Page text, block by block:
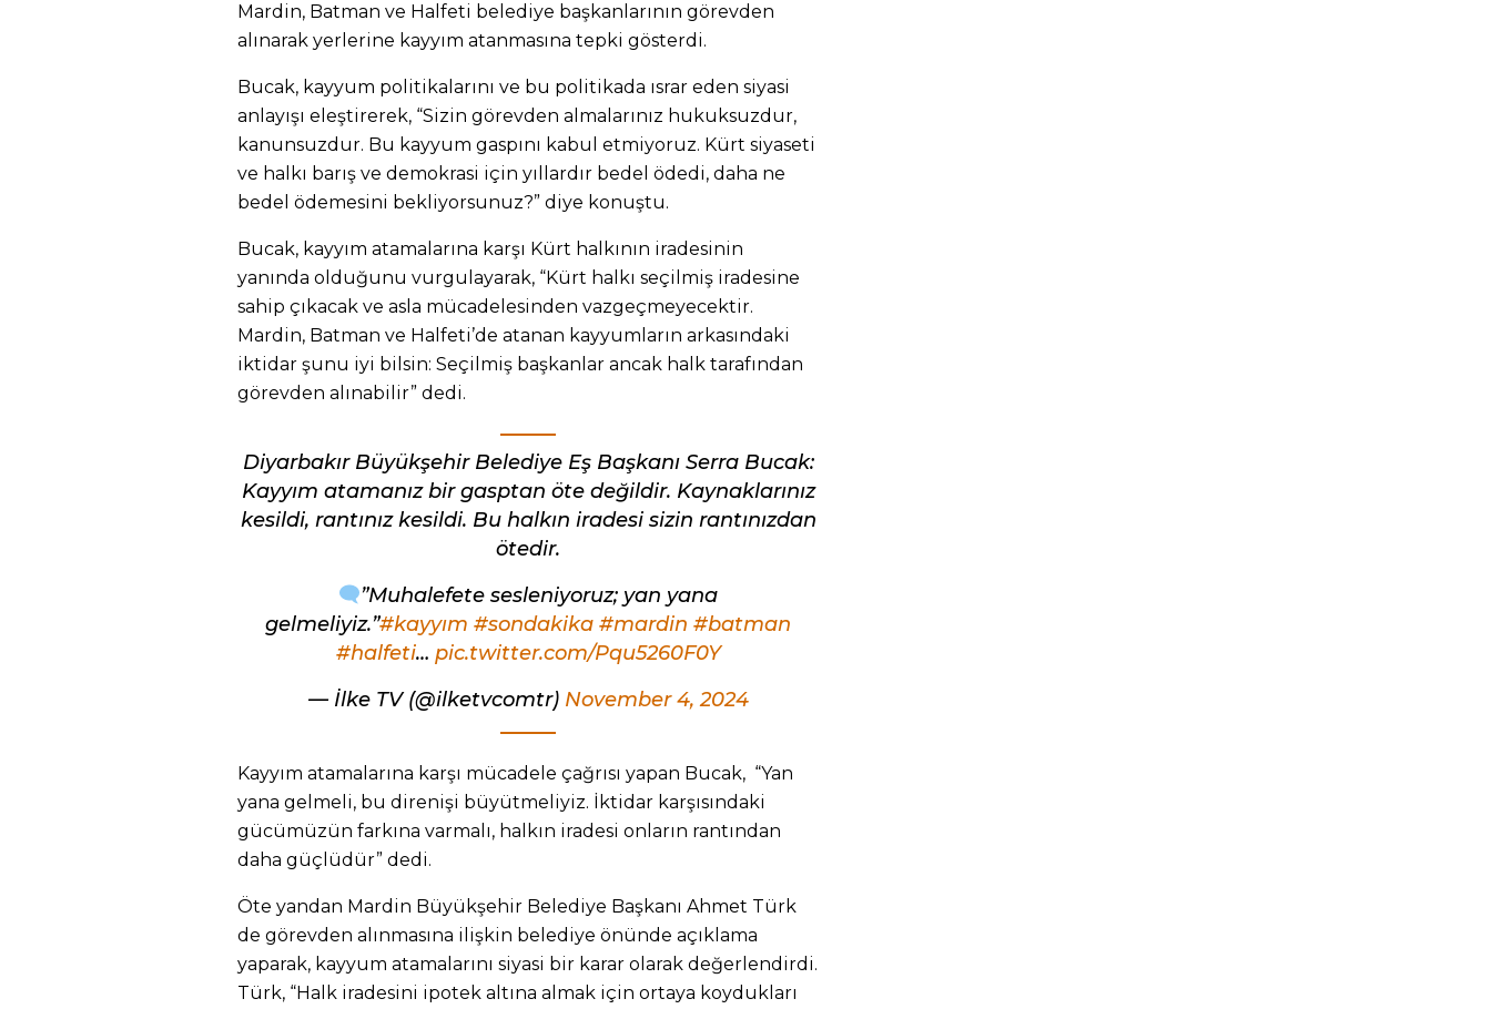
Mardin, Batman ve Halfeti belediye başkanlarının görevden
alınarak yerlerine kayyım atanmasına tepki gösterdi.
Bucak, kayyum politikalarını ve bu politikada ısrar eden siyasi
anlayışı eleştirerek, “Sizin görevden almalarınız hukuksuzdur,
kanunsuzdur. Bu kayyum gaspını kabul etmiyoruz. Kürt siyaseti
ve halkı barış ve demokrasi için yıllardır bedel ödedi, daha ne
bedel ödemesini bekliyorsunuz?” diye konuştu.
Bucak, kayyım atamalarına karşı Kürt halkının iradesinin
yanında olduğunu vurgulayarak, “Kürt halkı seçilmiş iradesine
sahip çıkacak ve asla mücadelesinden vazgeçmeyecektir.
Mardin, Batman ve Halfeti’de atanan kayyumların arkasındaki
iktidar şunu iyi bilsin: Seçilmiş başkanlar ancak halk tarafından
görevden alınabilir” dedi.
Diyarbakır Büyükşehir Belediye Eş Başkanı Serra Bucak:
Kayyım atamanız bir gasptan öte değildir. Kaynaklarınız
kesildi, rantınız kesildi. Bu halkın iradesi sizin rantınızdan
ötedir.
”Muhalefete sesleniyoruz; yan yana
gelmeliyiz.”#kayyım #sondakika #mardin #batman
#halfeti… pic.twitter.com/Pqu5260F0Y
— İlke TV (@ilketvcomtr) November 4, 2024
Kayyım atamalarına karşı mücadele çağrısı yapan Bucak, “Yan
yana gelmeli, bu direnişi büyütmeliyiz. İktidar karşısındaki
gücümüzün farkına varmalı, halkın iradesi onların rantından
daha güçlüdür” dedi.
Öte yandan Mardin Büyükşehir Belediye Başkanı Ahmet Türk
de görevden alınmasına ilişkin belediye önünde açıklama
yaparak, kayyum atamalarını siyasi bir karar olarak değerlendirdi.
Türk, “Halk iradesini ipotek altına almak için ortaya koydukları